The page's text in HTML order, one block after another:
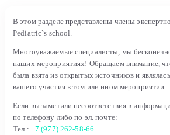
В этом разделе представлены члены
Pediatric`s school.
Многоуважаемые специалисты, мы
наших мероприятиях! Обращаем внимание,
была взята из открытых источников и
вашего участия в том или ином мероприятии.
Если вы заметили несоответствия в
по телефону либо по эл. почте:
Тел.: +7 (977) 262-58-66